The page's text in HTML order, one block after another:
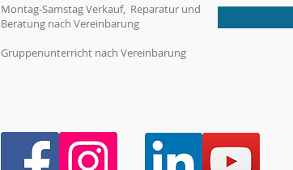
Montag-Samstag Verkauf, Reparatur und
Beratung nach Vereinbarung
Gruppenunterricht nach Vereinbarung